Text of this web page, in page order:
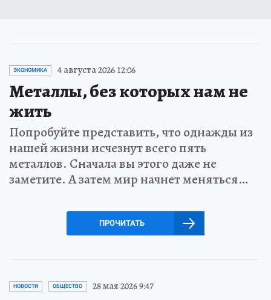
ЭКОНОМИКА 4 августа 2026 12:06
Металлы, без которых нам не
жить
Попробуйте представить, что однажды из
нашей жизни исчезнут всего пять
металлов. Сначала вы этого даже не
заметите. А затем мир начнет меняться…
ПРОЧИТАТЬ
НОВОСТИ ОБЩЕСТВО 28 мая 2026 9:47